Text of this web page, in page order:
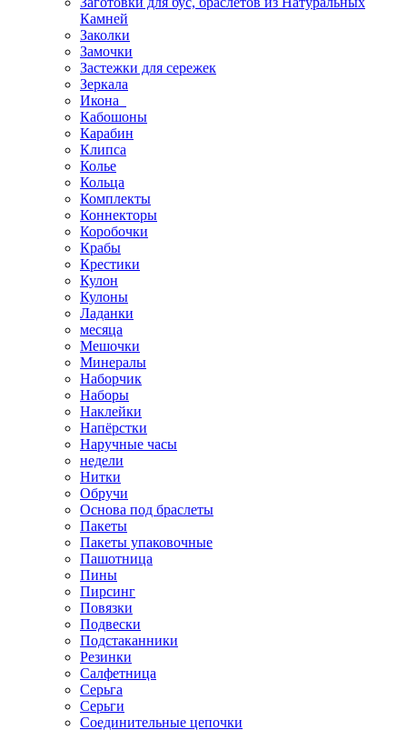
Камней
Заколки
Замочки
Застежки для сережек
Зеркала
Икона
Кабошоны
Карабин
Клипса
Колье
Кольца
Комплекты
Коннекторы
Коробочки
Крабы
Крестики
Кулон
Кулоны
Ладанки
месяца
Мешочки
Минералы
Наборчик
Наборы
Наклейки
Напёрстки
Наручные часы
недели
Нитки
Обручи
Основа под браслеты
Пакеты
Пакеты упаковочные
Пашотница
Пины
Пирсинг
Повязки
Подвески
Подстаканники
Резинки
Салфетница
Серьга
Серьги
Соединительные цепочки